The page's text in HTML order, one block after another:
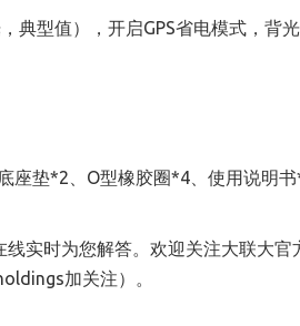
典型值），开启GPS省电模式，背
座垫*2、O型橡胶圈*4、使用说明书
线实时为您解答。欢迎关注大联大官
加关注）。